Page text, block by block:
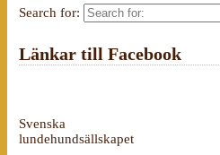
Search for:
Länkar till Facebook
Svenska
lundehundsällskapet